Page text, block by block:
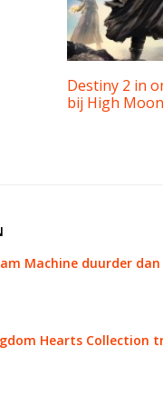
Destiny 2 in
bij High
Machine duurder dan
Hearts Collection